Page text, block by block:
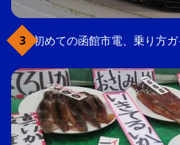
初めての函館市電、乗り方ガ